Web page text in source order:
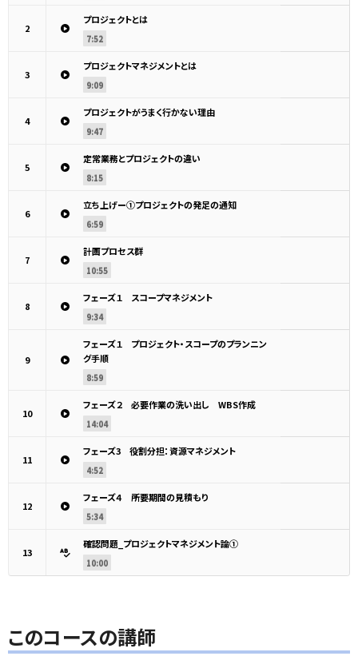
2
プロジェクトとは
7:52
3
プロジェクトマネジメントとは
9:09
4
プロジェクトがうまく行かない理由
9:47
5
定常業務とプロジェクトの違い
8:15
6
立ち上げー➀プロジェクトの発足の通知
6:59
7
計画プロセス群
10:55
8
フェーズ１ スコープマネジメント
9:34
9
フェーズ１ プロジェクト・スコープのプランニン
グ手順
8:59
10
フェーズ２ 必要作業の洗い出し WBS作成
14:04
11
フェーズ3 役割分担：資源マネジメント
4:52
12
フェーズ４ 所要期間の見積もり
5:34
13
確認問題_プロジェクトマネジメント論①
10:00
このコースの講師